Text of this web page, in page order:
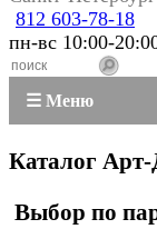
812 603-78-18
пн-вс 10:00-
☰ Меню
Каталог Арт-
Выбор по